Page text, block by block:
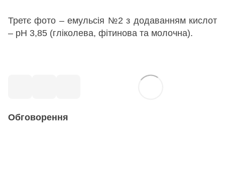
Третє фото – емульсія №2 з додаванням кислот
– рН 3,85 (гліколева, фітинова та молочна).
Обговорення